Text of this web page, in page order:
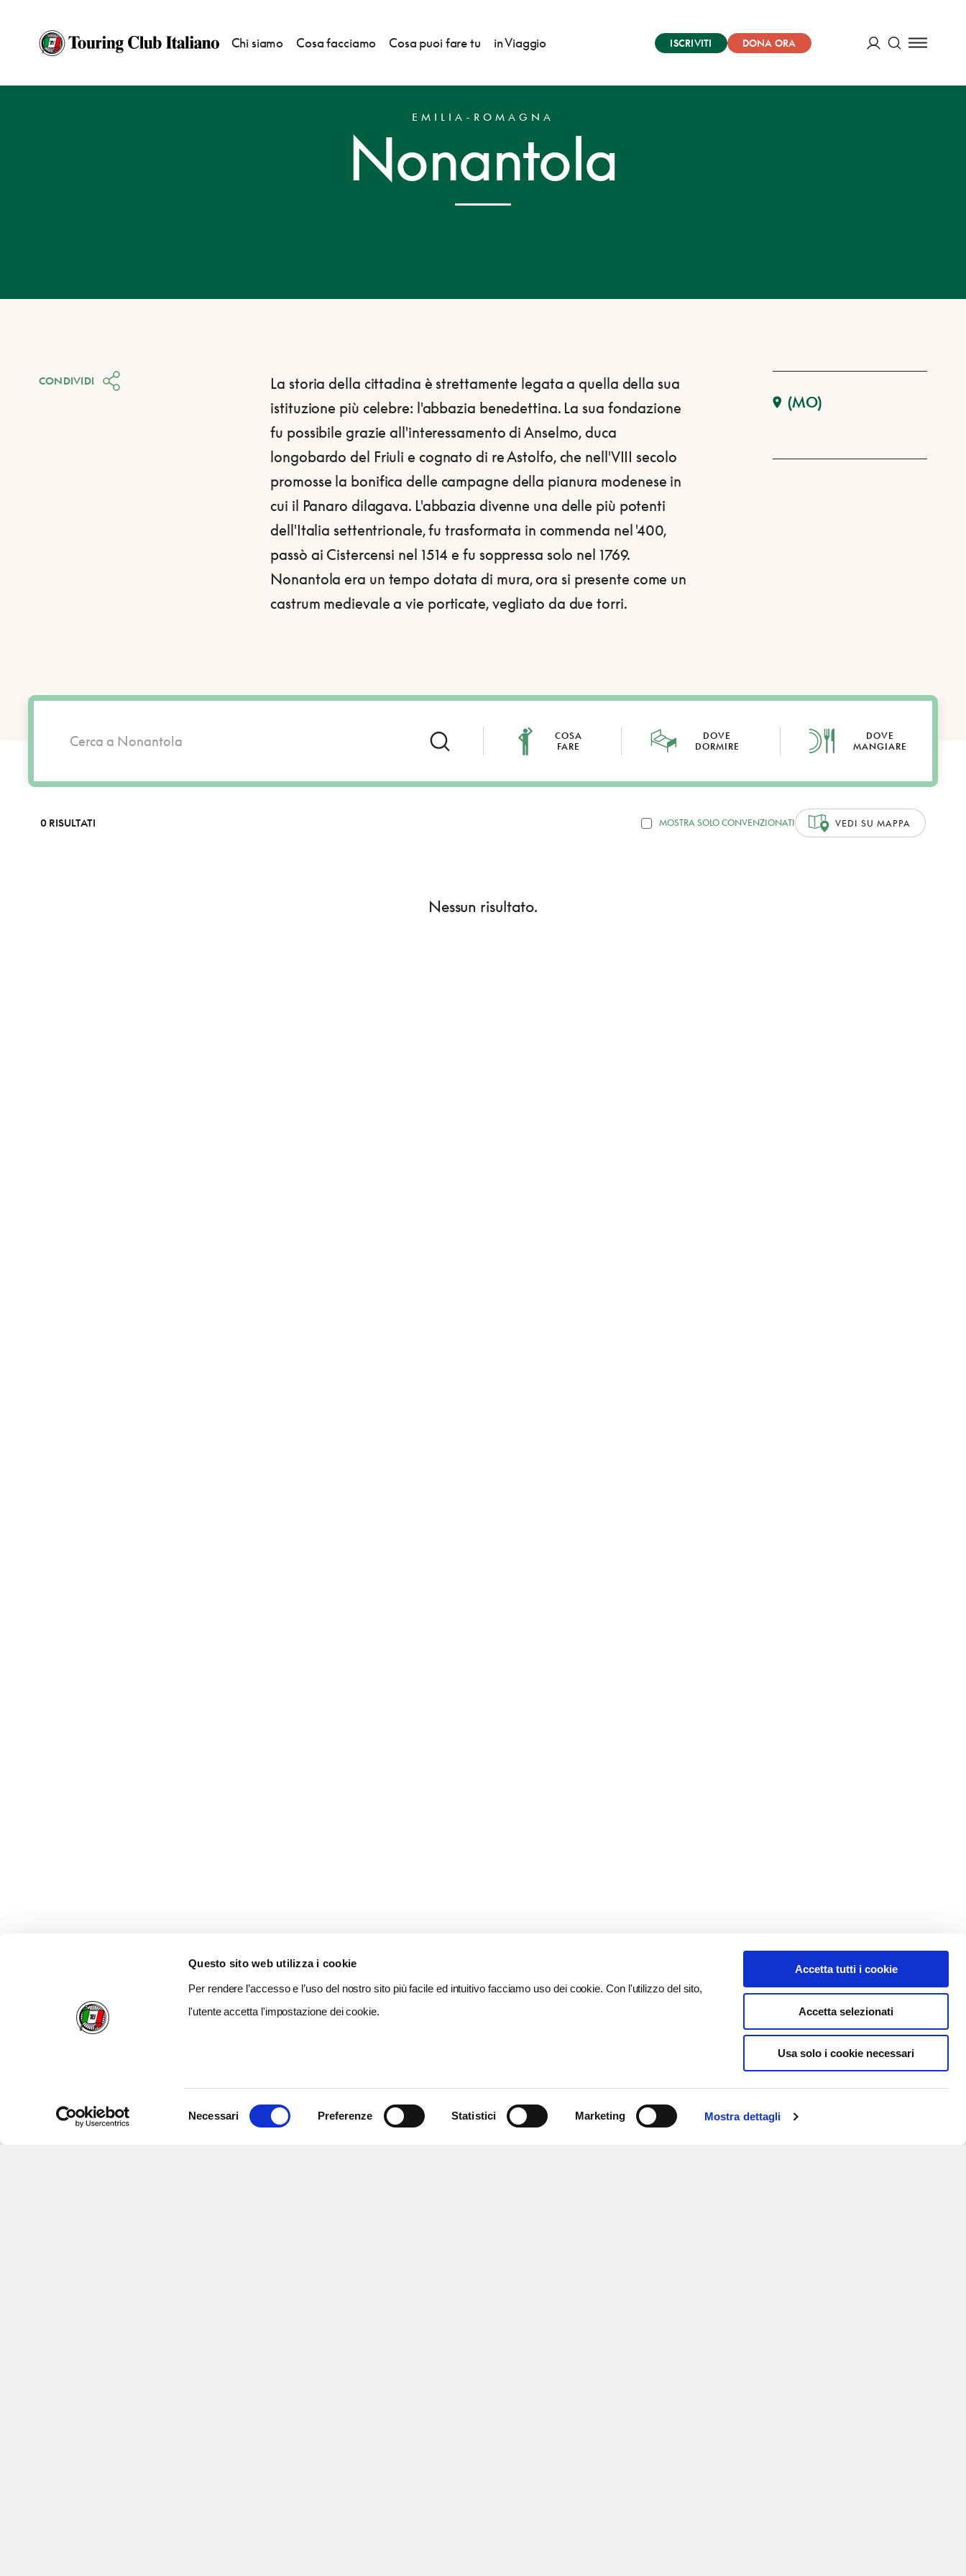
Questo sito web utilizza i cookie
Per rendere l’accesso e l’uso del nostro sito più facile ed intuitivo facciamo uso dei cookie. Con l'utilizzo del sito,
l'utente accetta l'impostazione dei cookie.
Necessari Preferenze Statistici Marketing Mostra dettagli
Accetta tutti i cookie
Accetta selezionati
Usa solo i cookie necessari
Chi siamo Cosa facciamo Cosa puoi fare tu in Viaggio ISCRIVITI
DONA ORA
HOME DESTINAZIONI NONANTOLA
EMILIA-ROMAGNA
Nonantola
La storia della cittadina è strettamente legata a quella della sua
istituzione più celebre: l'abbazia benedettina. La sua fondazione
fu possibile grazie all'interessamento di Anselmo, duca
longobardo del Friuli e cognato di re Astolfo, che nell'VIII secolo
promosse la bonifica delle campagne della pianura modenese in
cui il Panaro dilagava. L'abbazia divenne una delle più potenti
dell'Italia settentrionale, fu trasformata in commenda nel '400,
passò ai Cistercensi nel 1514 e fu soppressa solo nel 1769.
Nonantola era un tempo dotata di mura, ora si presente come un
castrum medievale a vie porticate, vegliato da due torri.
CONDIVIDI
(MO)
COSA
FARE
DOVE
DORMIRE
DOVE
MANGIARE
0 RISULTATI MOSTRA SOLO CONVENZIONATI VEDI SU MAPPA
Nessun risultato.